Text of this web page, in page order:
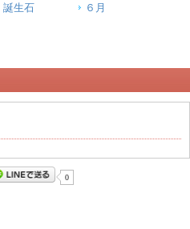
誕生石
６月
0